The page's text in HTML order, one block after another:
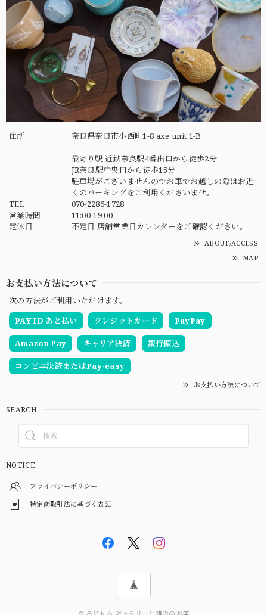
住所 奈良県奈良市小西町1-8 axe unit 1-B
最寄り駅 近鉄奈良駅4番出口から徒歩2分
JR奈良駅中央口から徒歩15分
駐車場がございませんのでお車でお越しの際はお近
くのパーキングをご利用くださいませ。
TEL
070-2286-1728
営業時間
11:00-19:00
定休日
不定日 店舗営業日カレンダーをご確認ください。
ABOUT/ACCESS
MAP
お支払い方法について
次の方法がご利用いただけます。
PAY ID あと払い
クレジットカード PayPay
Amazon Pay キャリア決済 銀行振込
コンビニ決済またはPay-easy
お支払い方法について
SEARCH
NOTICE
プライバシーポリシー
特定商取引法に基づく表記